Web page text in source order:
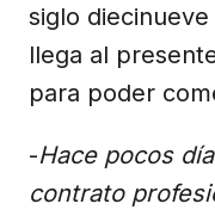
siglo
llega al
para poder
-Hace pocos
contrato